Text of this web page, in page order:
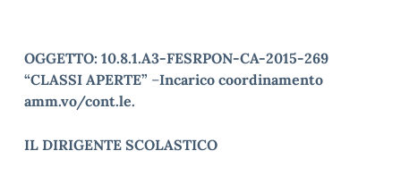
OGGETTO: 10.8.1.A3-FESRPON-CA-2015-269
“CLASSI APERTE” –Incarico coordinamento
amm.vo/cont.le.
IL DIRIGENTE SCOLASTICO